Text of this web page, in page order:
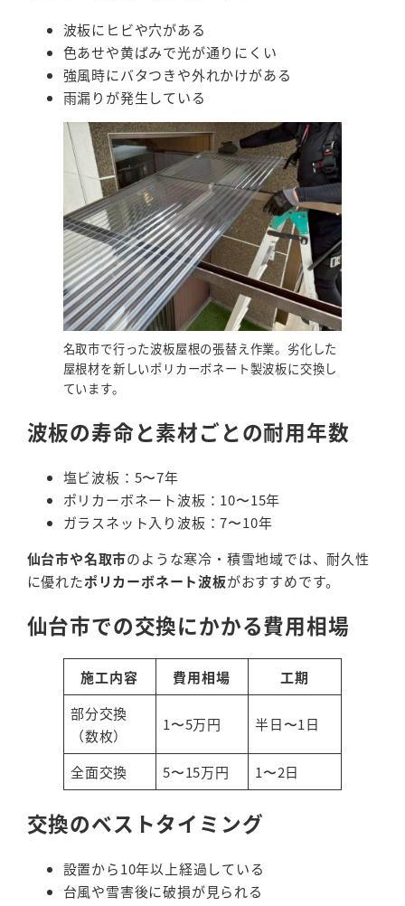
波板にヒビや穴がある
色あせや黄ばみで光が通りにくい
強風時にバタつきや外れかけがある
雨漏りが発生している
名取市で行った波板屋根の張替え作業。劣化した
屋根材を新しいポリカーボネート製波板に交換し
ています。
波板の寿命と素材ごとの耐用年数
塩ビ波板：5〜7年
ポリカーボネート波板：10〜15年
ガラスネット入り波板：7〜10年
仙台市や名取市のような寒冷・積雪地域では、耐久性
に優れたポリカーボネート波板がおすすめです。
仙台市での交換にかかる費用相場
施工内容 費用相場
工期
部分交換
（数枚）
1〜5万円 半日〜1日
全面交換 5〜15万円 1〜2日
交換のベストタイミング
設置から10年以上経過している
台風や雪害後に破損が見られる